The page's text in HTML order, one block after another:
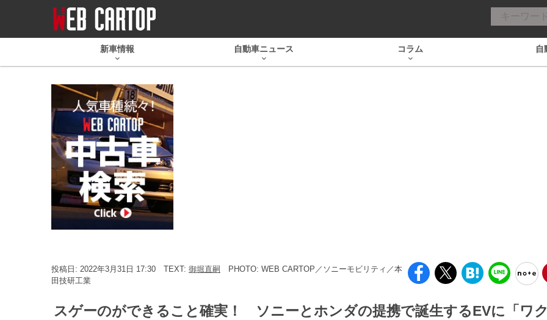
新車情報 自動車ニュース コラム 自
投稿日: 2022年3月31日 17:30 TEXT: 御堀直嗣
PHOTO: WEB CARTOP／ソニーモビリティ／本
田技研工業
スゲーのができること確実！ ソニーとホンダの提携で誕生するEVに「ワ